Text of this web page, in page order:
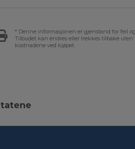
* Denne informasjonen er gjenstand for feil
Tilbudet kan endres eller trekkes tilbake
kostnadene ved kjøpet.